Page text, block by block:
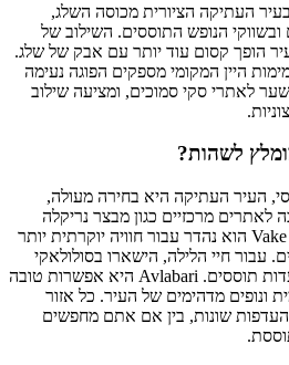
העתיקה הציורית מכוסה השלג,
הנופש התוססים. השילוב של
הופך קסום עוד יותר עם אבק של שלג.
היין המקומי מספקים הפוגה נעימה
לאתרי סקי סמוכים, ומציעה שילוב
לשהות?
העיר העתיקה היא בחירה מעולה,
לאתרים מרכזיים כגון מבצר נריקלה
(Narikala) ומרחצאות גופרית. Vake הוא נהדר עבור חוויה יוקרתית יותר
עבור חיי הלילה, הישארו בסולולאקי
כדי להיות קרובים לברים ומסעדות תוססים. Avlabari היא אפשרות טובה
ונופים מדהימים של העיר. כל אזור
העדפות שונות, בין אם אתם מחפשים